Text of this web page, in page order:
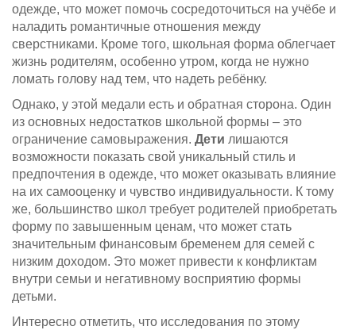
одежде, что может помочь сосредоточиться на учёбе и
наладить романтичные отношения между
сверстниками. Кроме того, школьная форма облегчает
жизнь родителям, особенно утром, когда не нужно
ломать голову над тем, что надеть ребёнку.
Однако, у этой медали есть и обратная сторона. Один
из основных недостатков школьной формы – это
ограничение самовыражения. Дети лишаются
возможности показать свой уникальный стиль и
предпочтения в одежде, что может оказывать влияние
на их самооценку и чувство индивидуальности. К тому
же, большинство школ требует родителей приобретать
форму по завышенным ценам, что может стать
значительным финансовым бременем для семей с
низким доходом. Это может привести к конфликтам
внутри семьи и негативному восприятию формы
детьми.
Интересно отметить, что исследования по этому